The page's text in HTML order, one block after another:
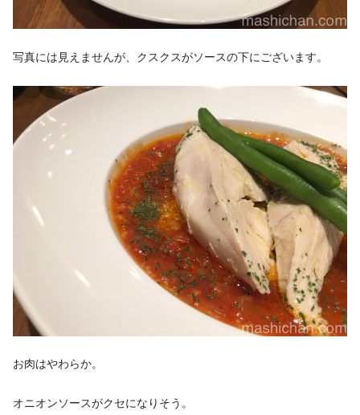
写真には見えませんが、クスクスがソースの下にございます。
お肉はやわらか。
オニオンソースがクセになりそう。